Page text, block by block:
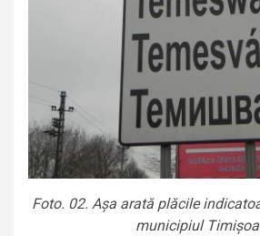
Foto. 02. Așa arată plăcile
municipiul